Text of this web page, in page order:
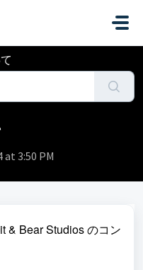
at 3:50 PM
& Bear Studios のコン